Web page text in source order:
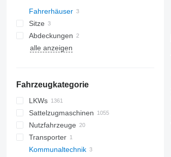
Fahrerhäuser
Sitze
Abdeckungen
Klimakompressoren
alle anzeigen
Fahrzeugkategorie
LKWs
Sattelzugmaschinen
Nutzfahrzeuge
Transporter
Kommunaltechnik